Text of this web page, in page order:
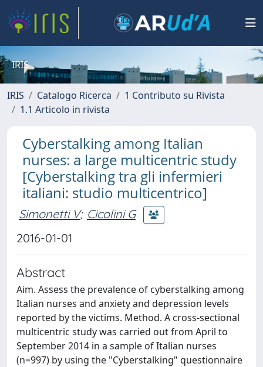
IRIS
IRIS Catalogo Ricerca
1 Contributo su Rivista
1.1 Articolo in rivista
Cyberstalking among Italian
nurses: a large multicentric study
[Cyberstalking tra gli infermieri
italiani: studio multicentrico]
Simonetti V; Cicolini G
2016-01-01
Abstract
Aim. Assess the prevalence of cyberstalking among
Italian nurses and anxiety and depression levels
reported by the victims. Method. A cross-sectional
multicentric study was carried out from April to
September 2014 in a sample of Italian nurses
(n=997) by using the "Cyberstalking" questionnaire